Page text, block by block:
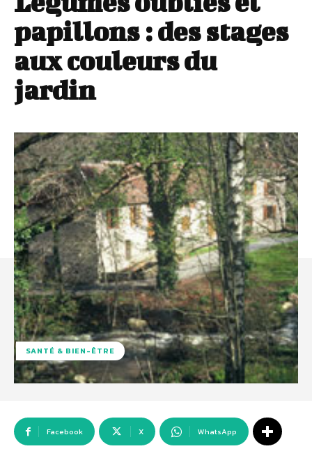
papillons : des stages
aux couleurs du
jardin
SANTÉ & BIEN-ÊTRE
Facebook X WhatsApp